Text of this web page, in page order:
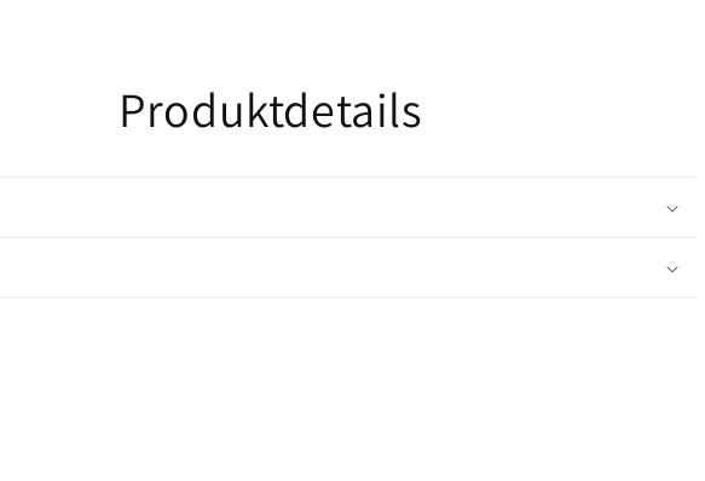
Produktdetails